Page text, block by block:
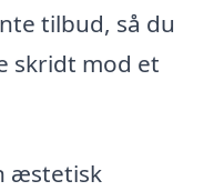
tilbud, så du
skridt mod et
æstetisk